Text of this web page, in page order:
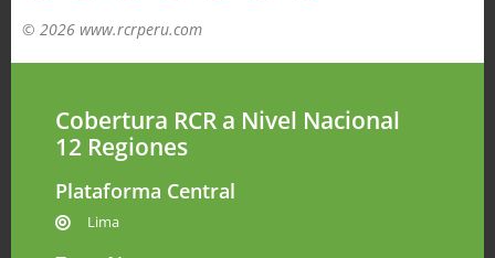
© 2026 www.rcrperu.com
Cobertura RCR a Nivel Nacional
12 Regiones
Plataforma Central
Lima